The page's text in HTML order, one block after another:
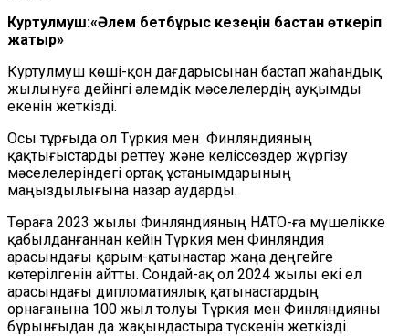
Куртулмуш:«Әлем бетбұрыс кезеңін бастан өткеріп
жатыр»
Куртулмуш көші-қон дағдарысынан бастап жаһандық
жылынуға дейінгі әлемдік мәселелердің ауқымды
екенін жеткізді.
Осы тұрғыда ол Түркия мен Финляндияның
қақтығыстарды реттеу және келіссөздер жүргізу
мәселелеріндегі ортақ ұстанымдарының
маңыздылығына назар аударды.
Төраға 2023 жылы Финляндияның НАТО-ға мүшелікке
қабылданғаннан кейін Түркия мен Финляндия
арасындағы қарым-қатынастар жаңа деңгейге
көтерілгенін айтты. Сондай-ақ ол 2024 жылы екі ел
арасындағы дипломатиялық қатынастардың
орнағанына 100 жыл толуы Түркия мен Финляндияны
бұрынғыдан да жақындастыра түскенін жеткізді.